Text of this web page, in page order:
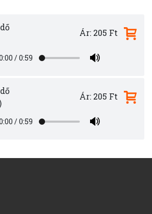
/0:59
Ár: 205 Ft
/0:59
Ár: 205 Ft